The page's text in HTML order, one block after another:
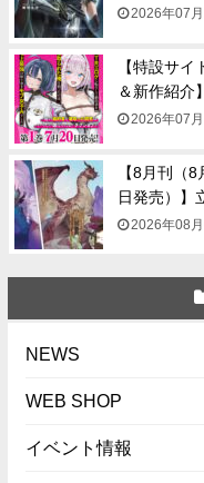
一...2026年07
【特設サイ
＆新作紹介】
『NTR...
2026年07
【8月刊（8
日発売）】
み...2026年08
NEWS
WEB SHOP
イベント情報